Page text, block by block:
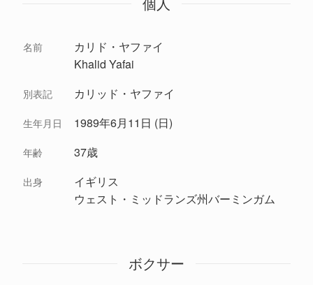
名前
カリド・ヤファイ
Khalid Yafai
別表記 カリッド・ヤファイ
生年月日 1989年6月11日 (日)
年齢 37歳
出身
イギリス
ウェスト・ミッドランズ州バーミンガム
ボクサー